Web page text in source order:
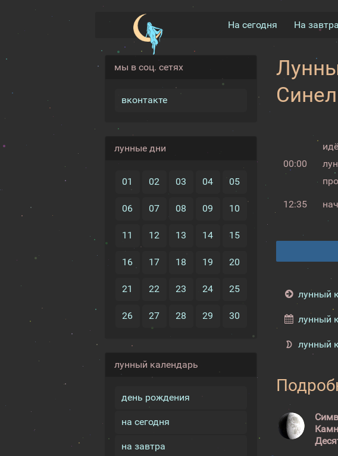
На сегодня На завтра
мы в соц. сетях
вконтакте
лунные дни
01 02 03 04 05
06 07 08 09 10
11 12 13 14 15
16 17 18 19 20
21 22 23 24 25
26 27 28 29 30
лунный календарь
день рождения
на сегодня
на завтра
00:00
12:35
лунный
лунный
лунный